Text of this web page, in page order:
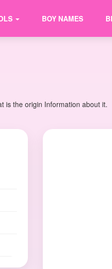
BOY NAMES
is the origin Information about it.